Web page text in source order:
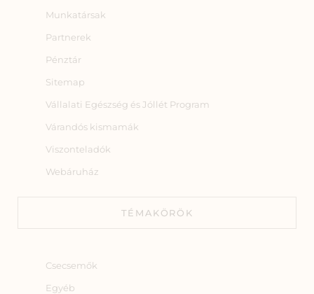
Munkatársak
Partnerek
Pénztár
Sitemap
Vállalati Egészség és Jóllét Program
Várandós kismamák
Viszonteladók
Webáruház
TÉMAKÖRÖK
Csecsemők
Egyéb